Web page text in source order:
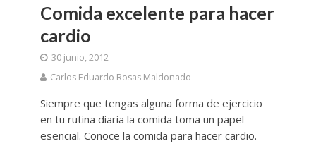
Comida excelente para hacer
cardio
30 junio, 2012
Carlos Eduardo Rosas Maldonado
Siempre que tengas alguna forma de ejercicio
en tu rutina diaria la comida toma un papel
esencial. Conoce la comida para hacer cardio.